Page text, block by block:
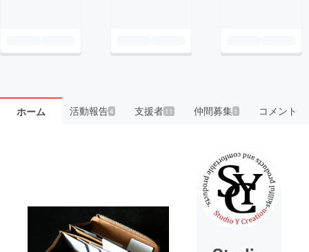
ホーム 活動報告4 支援者 11 仲間募集 1 コメント